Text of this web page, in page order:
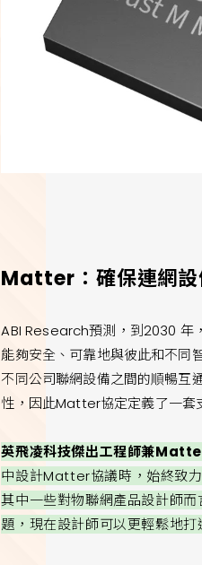
Matter：確保連網設
ABI Research預測，到2030 年
能夠安全、可靠地與彼此和不同
不同公司聯網設備之間的順暢互
性，因此Matter協定定義了一套
英飛凌科技傑出工程師兼
中設計Matter協議時，始終致
其中一些對物聯網產品設計師
題，現在設計師可以更輕鬆地